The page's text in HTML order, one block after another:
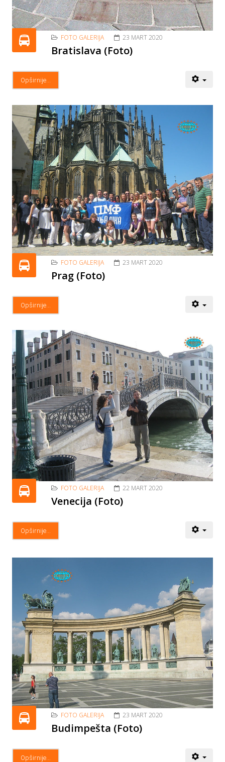
FOTO GALERIJA 23 MART 2020
Bratislava (Foto)
Opširnije...
FOTO GALERIJA 23 MART 2020
Prag (Foto)
Opširnije...
FOTO GALERIJA 22 MART 2020
Venecija (Foto)
Opširnije...
FOTO GALERIJA 23 MART 2020
Budimpešta (Foto)
Opširnije...